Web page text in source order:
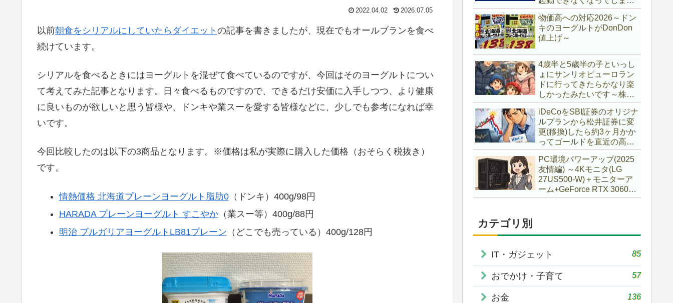
2022.04.02 2026.07.05
以前朝食をシリアルにしていたらダイエット の記事を書きましたが、現在でもオールブランを食べ
続けています。
シリアルを食べるときにはヨーグルトを混ぜて食べているのですが、今回はそのヨーグルトについ
て考えてみた記事となります。日々食べるものですので、できるだけ安価に入手しつつ、より健康
に良いものが欲しいと思う皆様や、ドンキや業スーを愛する皆様などに、少しでも参考になれば幸
いです。
今回比較したのは以下の3商品となります。※価格は私が実際に購入した価格（おそらく税抜き）
です。
情熱価格 北海道プレーンヨーグルト脂肪0（ドンキ）400g/98円
HARADA プレーンヨーグルト すこやか（業スー等）400g/88円
明治 ブルガリアヨーグルトLB81プレーン （どこでも売っている）400g/128円
復旧～
物価高への対応2026～ドン
キのヨーグルトがDonDon
値上げ～
4歳半と5歳半の子といっし
ょにサンリオピューロラン
ドに行ってきたらかなり楽
しかったみたいです～株主
優待券利用～
iDeCoをSBI証券のオリジナ
ルプランから松井証券に変
更(移換)したら約3ヶ月かか
ってゴールドを直近の高値
で購入していた話
PC環境パワーアップ(2025
友情編) ～4Kモニタ(LG
27US500-W)＋モニターア
ーム+GeForce RTX 3060Ti
VENTUS 2X 8G OCV1
カテゴリ別
IT・ガジェット 85
おでかけ・子育て 57
お金 136